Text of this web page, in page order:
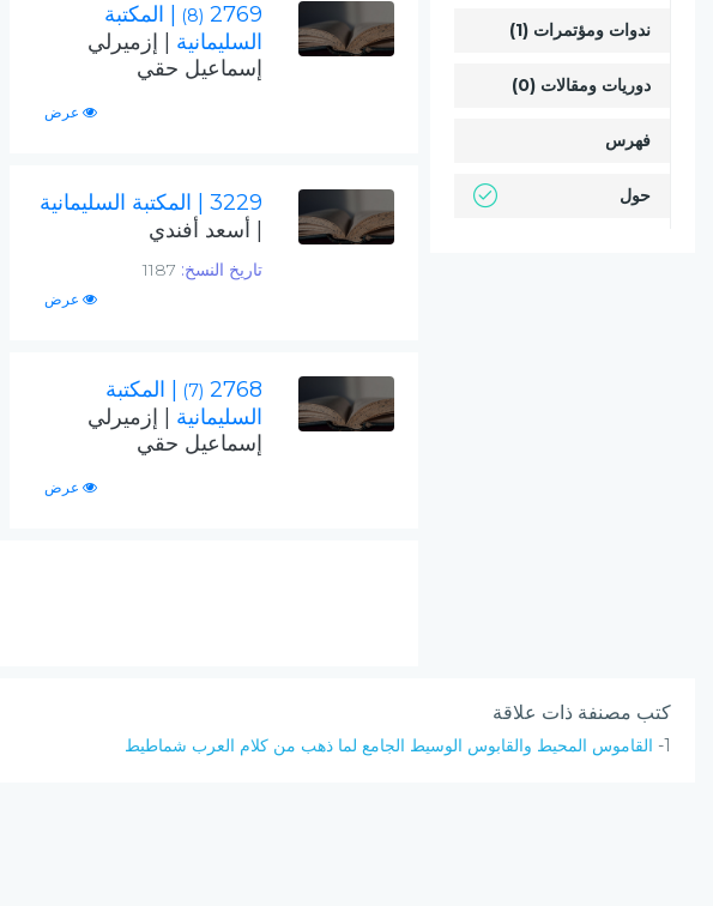
ندوات ومؤتمرات (1)
دوريات ومقالات (0)
فهرس
حول
2769
(8)
| المكتبة
السليمانية
| إزميرلي
إسماعيل حقي
عرض
3229
| المكتبة السليمانية
| أسعد أفندي
تاريخ النسخ:
عرض
2768
(7)
| المكتبة
السليمانية
| إزميرلي
إسماعيل حقي
عرض
كتب مصنفة ذات علاقة
1- القاموس المحيط والقابوس الوسيط الجامع لما ذهب من كلام العرب شماطيط